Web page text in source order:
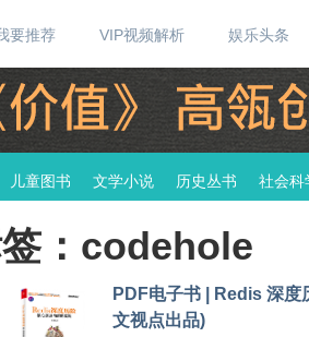
要推荐 VIP视频解析 娱乐头条
儿童图书 文学小说 历史丛书 社会科
：codehole
PDF电子书 | Redis 深度
文视点出品)